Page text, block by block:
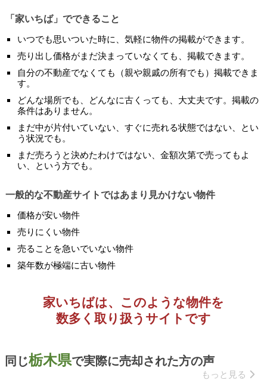
「家いちば」でできること
いつでも思いついた時に、気軽に物件の掲載ができます。
売り出し価格がまだ決まっていなくても、掲載できます。
自分の不動産でなくても（親や親戚の所有でも）掲載できま
す。
どんな場所でも、どんなに古くっても、大丈夫です。掲載の
条件はありません。
まだ中が片付いていない、すぐに売れる状態ではない、とい
う状況でも。
まだ売ろうと決めたわけではない、金額次第で売ってもよ
い、という方でも。
一般的な不動産サイトではあまり見かけない物件
価格が安い物件
売りにくい物件
売ることを急いでいない物件
築年数が極端に古い物件
家いちばは、このような物件を
数多く取り扱うサイトです
同じ栃木県で実際に売却された方の声
もっと見る